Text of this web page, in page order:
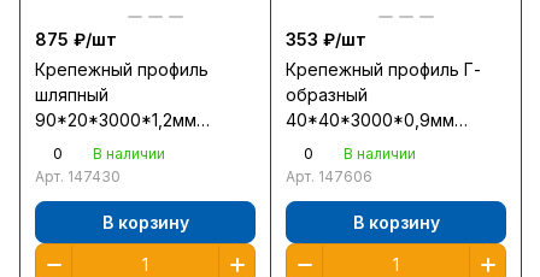
875 ₽/шт
Крепежный профиль
шляпный
90*20*3000*1,2мм
оцинкованный
0
В наличии
Арт. 147430
В корзину
353 ₽/шт
Крепежный профиль Г-
образный
40*40*3000*0,9мм
оцинкованный
0
В наличии
Арт. 147606
В корзину